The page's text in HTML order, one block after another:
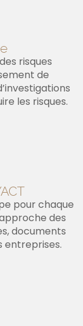
risques
de
les risques.
pour chaque
des
documents
entreprises.